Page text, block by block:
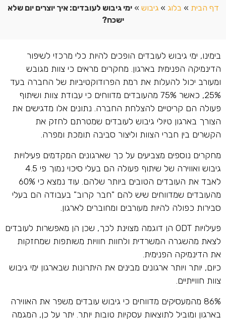
דף הבית » בלוג »גיבוש »ימי גיבוש לעובדים: איך יוצרים יום שלא
ישכח?
בימינו, ימי גיבוש לעובדים הופכים להיות כלי מרכזי לשיפור
הדינמיקה הפנימית בארגון. מחקרים מראים כי צוות מגובש
ומעורב יכול להעלות את רמת הפרודוקטיביות של החברה בעד
25%, כאשר 75% מהעובדים מדווחים כי עבודת צוות ושיתוף
פעולה הם קריטיים להצלחת החברה. נתונים אלו מדגישים את
הצורך בארגון טיולי גיבוש לעובדים שמטרתם לחזק את
הקשרים בין חברי הצוות וליצור סביבה תומכת ומפרה.
מחקרים נוספים מצביעים על כך שארגונים המקדמים פעילויות
גיבוש ואווירה של שיתוף פעולה הם בעלי סיכוי נמוך פי 4.5
לאבד את העובדים הטובים ביותר שלהם. עוד נמצא כי 60%
מהעובדים שמדווחים שיש להם "חבר קרוב" בעבודה הם בעלי
סבירות כפולה להיות מעורבים ומחוברים לארגון.
פעילויות ODT הן דוגמה מצוינת לכך, שכן הן מאפשרות לעובדים
לצאת מהשגרה המשרדית ולחוות חוויות משותפות שמחזקות
את הדינמיקה הפנימית.
כיום, יותר ויותר ארגונים מבינים את היתרונות שבארגון ימי גיבוש
צוות חווייתיים.
86% מהמעסיקים מדווחים כי גיבוש עובדים משפר את האווירה
בארגון ומוביל לתוצאות עסקיות טובות יותר. יתר על כן, המגמה